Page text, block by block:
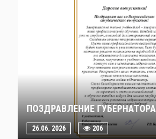
ПОЗДРАВЛЕНИЕ ГУБЕРНАТОРА
26.06. 2026 206